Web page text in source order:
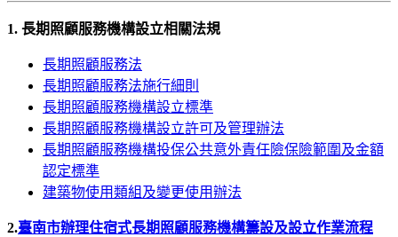
1. 長期照顧服務機構設立相關法規
長期照顧服務法
長期照顧服務法施行細則
長期照顧服務機構設立標準
長期照顧服務機構設立許可及管理辦法
長期照顧服務機構投保公共意外責任險保險範圍及金額
認定標準
建築物使用類組及變更使用辦法
2.臺南市辦理住宿式長期照顧服務機構籌設及設立作業流程